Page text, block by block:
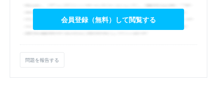
会員登録（無料）して閲覧する
問題を報告する